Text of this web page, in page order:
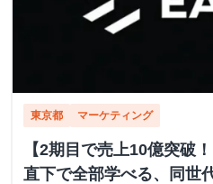
東京都 マーケティング
【2期目で売上10億突破
直下で全部学べる、同世